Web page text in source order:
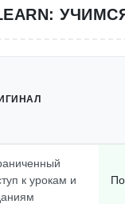
к урокам и